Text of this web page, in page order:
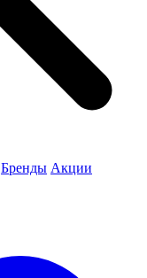
Бренды Акции